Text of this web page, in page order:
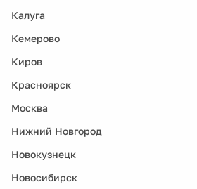
Калуга
Кемерово
Киров
Красноярск
Москва
Нижний Новгород
Новокузнецк
Новосибирск